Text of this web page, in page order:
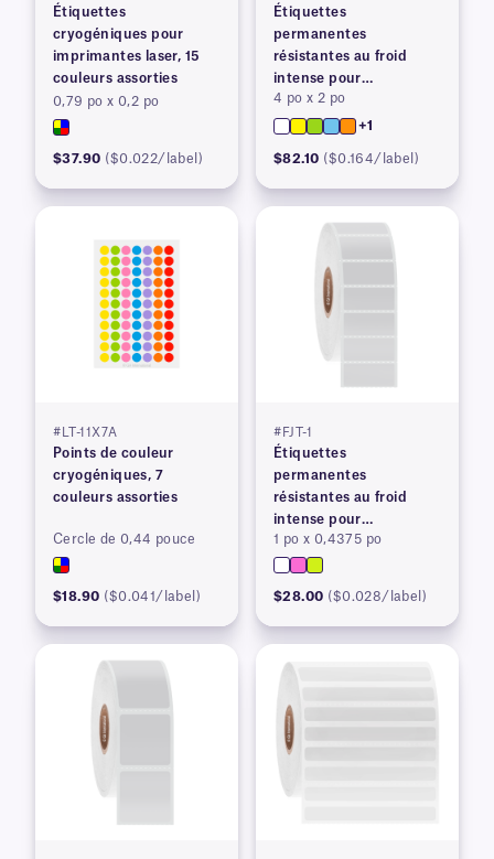
Étiquettes
cryogéniques pour
imprimantes laser, 15
couleurs assorties
0,79 po x 0,2 po
$37.90 ($0.022/label)
Étiquettes
permanentes
résistantes au froid
intense pour
imprimantes à transfert
thermique
4 po x 2 po
+1
$82.10 ($0.164/label)
#LT-11X7A
Points de couleur
cryogéniques, 7
couleurs assorties
Cercle de 0,44 pouce
$18.90 ($0.041/label)
#FJT-1
Étiquettes
permanentes
résistantes au froid
intense pour
imprimantes à transfert
thermique
1 po x 0,4375 po
$28.00 ($0.028/label)